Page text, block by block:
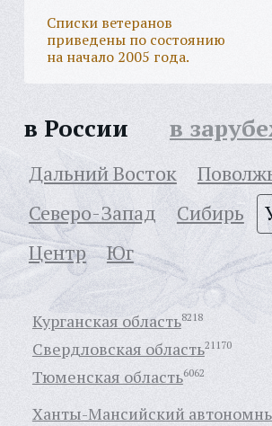
Списки ветеранов
приведены по состоянию
на начало 2005 года.
в России в
Дальний Восток
Северо-Запад
Сибирь
Центр
Юг
Курганская область8218
Свердловская область21170
Тюменская область6062
Ханты-Мансийский